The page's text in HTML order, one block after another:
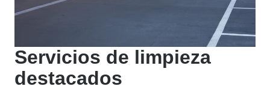
Servicios de limpieza
destacados